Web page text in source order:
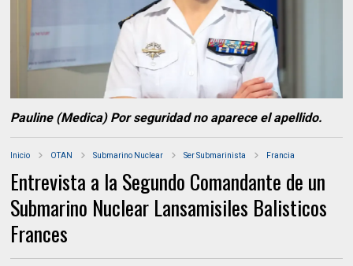
Pauline (Medica) Por seguridad no aparece el apellido.
Inicio OTAN Submarino Nuclear Ser Submarinista Francia
Entrevista a la Segundo Comandante de un
Submarino Nuclear Lansamisiles Balisticos
Frances